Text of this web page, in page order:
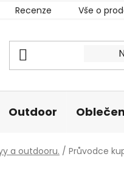
Recenze Vše o
Outdoor
a outdooru. / Průvodce